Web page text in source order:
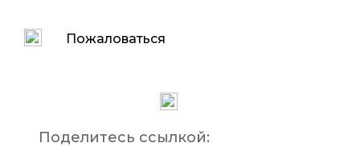
Пожаловаться
Поделитесь ссылкой: